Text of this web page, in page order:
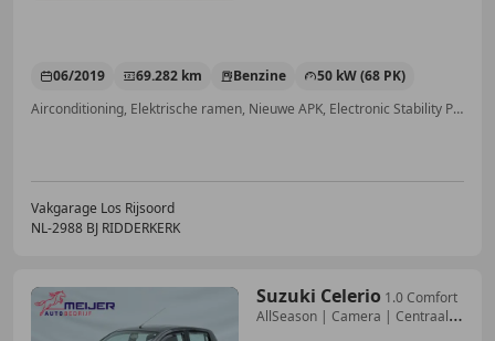
06/2019 69.282 km Benzine
50 kW (68 PK)
Airconditioning, Elektrische ramen, Nieuwe APK, Electronic Stability Program, Regensensor, Pechset, Handsfree, Radio
Vakgarage Los Rijsoord
NL-2988 BJ RIDDERKERK
Suzuki Celerio 1.0 Comfort
AllSeason | Camera | Centraal +